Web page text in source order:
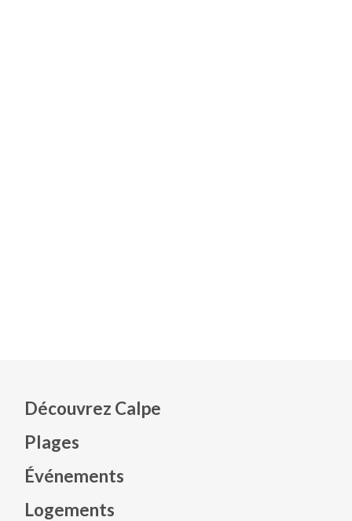
Découvrez Calpe
Plages
Événements
Logements